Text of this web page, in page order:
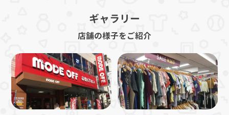
ギャラリー
店舗の様子をご紹介